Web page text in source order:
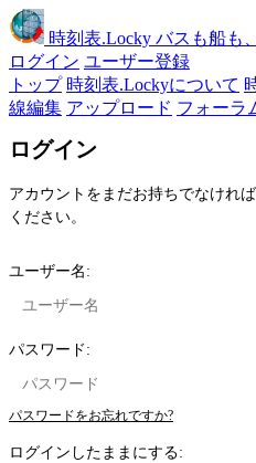
時刻表.Locky バスも船も
ログイン ユーザー登録
トップ 時刻表.Lockyについて
線編集 アップロード フォーラ
ログイン
アカウントをまだお持ちでなければ
ください。
ユーザー名:
パスワード:
パスワードをお忘れですか?
ログインしたままにする: